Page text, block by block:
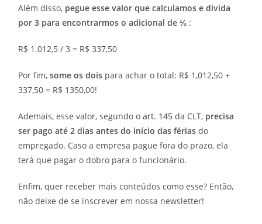
Além disso, pegue esse valor que calculamos e divida
por 3 para encontrarmos o adicional de ⅓ :
R$ 1.012,5 / 3 = R$ 337,50
Por fim,some os dois para achar o total: R$ 1,012,50 +
337,50 = R$ 1350,00!
Ademais, esse valor, segundo oart. 145 da CLT, precisa
ser pago até 2 dias antes do início das férias do
empregado. Caso a empresa pague fora do prazo, ela
terá que pagar o dobro para o funcionário.
Enfim, quer receber mais conteúdos como esse? Então,
não deixe de se inscrever em nossa newsletter!